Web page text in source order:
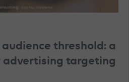
threshold: a
targeting